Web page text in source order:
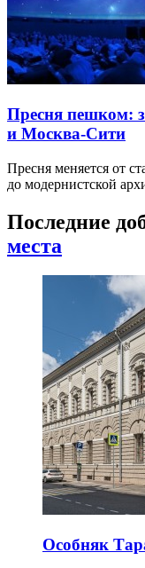
Пресня пешком:
и Москва-Сити
Пресня меняется от
до модернистской
Последние
места
Особняк